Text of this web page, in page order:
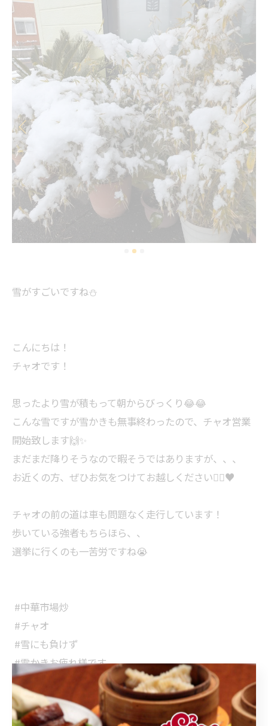
雪がすごいですね⛄️⁡
⁡こんにちは！⁡
⁡チャオです！⁡
⁡思ったより雪が積もって朝からびっくり😂😂⁡
⁡こんな雪ですが雪かきも無事終わったので、チャオ営業
開始致します🙌✨⁡
⁡まだまだ降りそうなので暇そうではありますが、、、⁡
⁡お近くの方、ぜひお気をつけてお越しください🙇‍♂️♥⁡
⁡チャオの前の道は車も問題なく走行しています！⁡
⁡歩いている強者もちらほら、、⁡
⁡選挙に行くのも一苦労ですね😭⁡
⁡ #中華市場炒 ⁡
⁡ #チャオ ⁡
⁡ #雪にも負けず ⁡
⁡ #雪かきお疲れ様です